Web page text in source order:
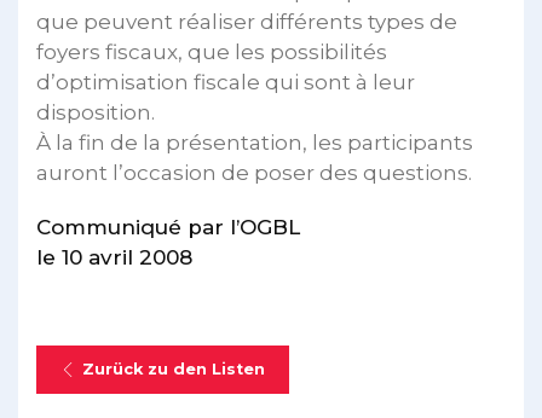
que peuvent réaliser différents types de
foyers fiscaux, que les possibilités
d’optimisation fiscale qui sont à leur
disposition.
À la fin de la présentation, les participants
auront l’occasion de poser des questions.
Communiqué par l’OGBL
le 10 avril 2008
Zurück zu den Listen